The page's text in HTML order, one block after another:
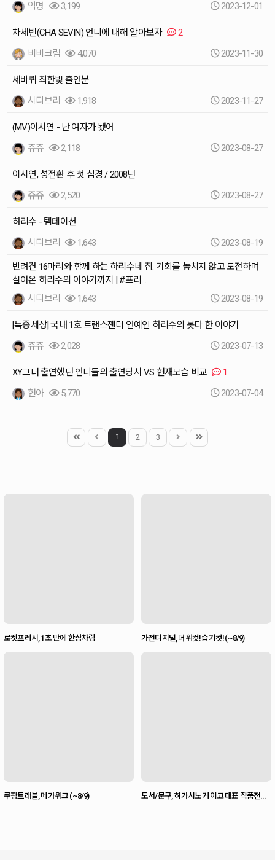
익명
3,199 2023-12-01
차세빈(CHA SEVIN) 언니에 대해 알아보자
2
비비크림
4,070 2023-11-30
세바퀴 최한빛 출연분
시디브리
1,918 2023-11-27
(MV)이시연 - 난 여자가 됐어
쥬쥬
2,118 2023-08-27
이시연, 성전환 후 첫 심경 / 2008년
쥬쥬
2,520 2023-08-27
하리수 - 템테이션
시디브리
1,643 2023-08-19
반려견 16마리와 함께 하는 하리수네 집. 기회를 놓치지 않고 도전하며
살아온 하리수의 이야기까지 | #프리…
시디브리
1,643 2023-08-19
[특종세상] 국내 1호 트랜스젠더 연예인 하리수의 못다 한 이야기
쥬쥬
2,028 2023-07-13
XY그녀 출연했던 언니들의 출연당시 VS 현재모습 비교
1
현아
5,770 2023-07-04
1 2 3
로켓프레시, 1초 만에 한상차림 가전디지털, 더위컷! 습기컷! (~8/9)
쿠팡트래블, 메가위크 (~8/9)
도서/문구, 히가시노 게이고 대표 작품전